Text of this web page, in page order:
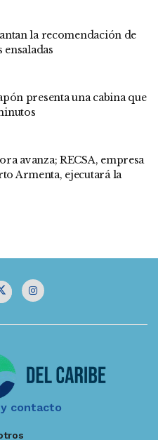
la recomendación de
ensaladas
presenta una cabina que
avanza; RECSA, empresa
Armenta, ejecutará la
contacto